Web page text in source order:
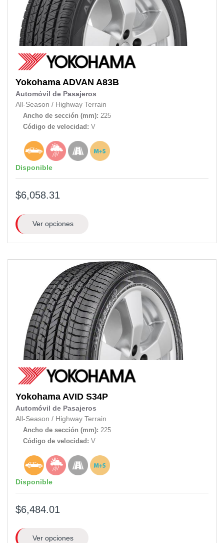
Yokohama ADVAN A83B
Automóvil de Pasajeros
All-Season / Highway Terrain
Ancho de sección (mm): 225
Código de velocidad: V
Disponible
$6,058.31
Ver opciones
Yokohama AVID S34P
Automóvil de Pasajeros
All-Season / Highway Terrain
Ancho de sección (mm): 225
Código de velocidad: V
Disponible
$6,484.01
Ver opciones